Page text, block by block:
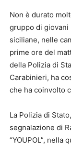
Non è durato
gruppo di giovani
siciliane, nelle
prime ore del
della Polizia di
Carabinieri, ha
che ha coinvolto
La Polizia di
segnalazione di
“YOUPOL”, nella